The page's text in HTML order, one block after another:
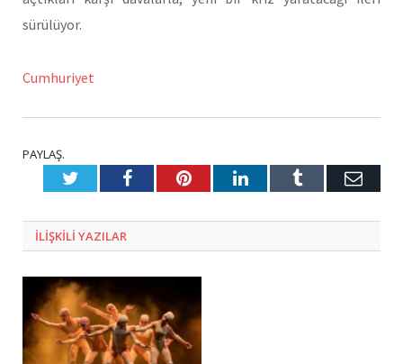
sürülüyor.
Cumhuriyet
PAYLAŞ.
TwitterFacebookPinterestLinkedInTumblr E-
ILIŞKILI YAZILAR